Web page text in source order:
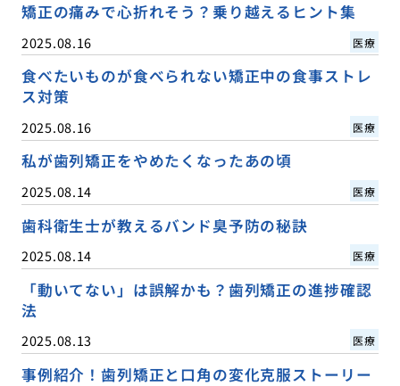
矯正の痛みで心折れそう？乗り越えるヒント集
2025.08.16 医療
食べたいものが食べられない矯正中の食事ストレ
ス対策
2025.08.16 医療
私が歯列矯正をやめたくなったあの頃
2025.08.14 医療
歯科衛生士が教えるバンド臭予防の秘訣
2025.08.14 医療
「動いてない」は誤解かも？歯列矯正の進捗確認
法
2025.08.13 医療
事例紹介！歯列矯正と口角の変化克服ストーリー